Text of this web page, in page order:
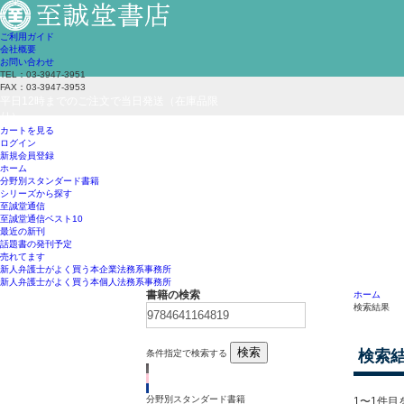
ご利用ガイド
会社概要
お問い合わせ
TEL：03-3947-3951
FAX：03-3947-3953
カートを見る
ログイン
新規会員登録
ホーム
分野別スタンダード書籍
シリーズから探す
至誠堂通信
至誠堂通信ベスト10
最近の新刊
話題書の発刊予定
売れてます
新人弁護士がよく買う本企業法務系事務所
新人弁護士がよく買う本個人法務系事務所
ホーム
検索結果
検索
1〜1件目
書籍の検索
条件指定で検索する 検索
分野別スタンダード書籍